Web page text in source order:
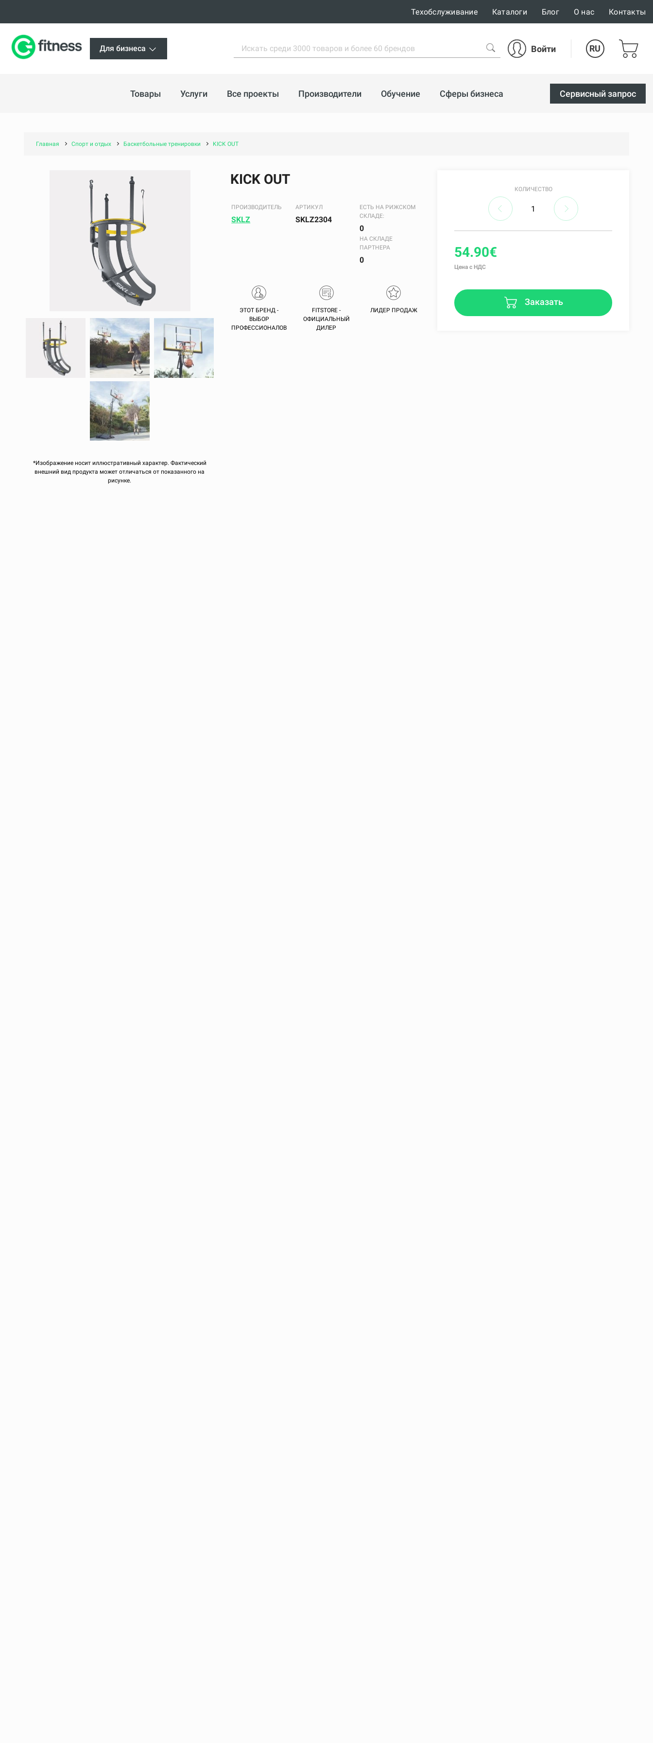
Техобслуживание Каталоги Блог О нас Контакты
Для бизнеса Войти RU
Товары Услуги Все проекты Производители Обучение Сферы бизнеса Cервисный запрос
Главная Спорт и отдых Баскетбольные тренировки KICK OUT
*Изображение носит иллюстративный характер. Фактический
внешний вид продукта может отличаться от показанного на
рисунке.
KICK OUT
ПРОИЗВОДИТЕЛЬ
SKLZ
АРТИКУЛ
SKLZ2304
ЕСТЬ НА РИЖСКОМ
СКЛАДЕ:
0
НА СКЛАДЕ
ПАРТНЕРА
0
ЭТОТ БРЕНД -
ВЫБОР
ПРОФЕССИОНАЛОВ
FITSTORE -
ОФИЦИАЛЬНЫЙ
ДИЛЕР
ЛИДЕР ПРОДАЖ
КОЛИЧЕСТВО
54.90€
Цена с НДС
Заказать